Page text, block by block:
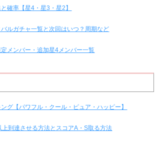
確率【星4・星3・星2】
バルガチャ一覧と次回はいつ？周期など
メンバー・追加星4メンバー一覧
グ【パワフル・クール・ピュア・ハッピー】
到達させる方法とスコアA・S取る方法